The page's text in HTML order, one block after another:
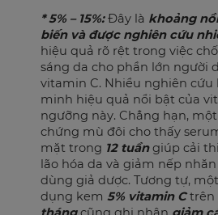
* 5% – 15%:Đây là khoảng
biến và được nghiên cứu
hiệu quả rõ rệt trong việc
sáng da cho phần lớn người
vitamin C. Nhiều nghiên cứu
minh hiệu quả nổi bật của
ngưỡng này. Chẳng hạn,
chứng mù đôi cho thấy
mặt trong 12 tuầngiúp cải
lão hóa da và giảm nếp
dùng giả dược. Tương tự,
dụng kem 5% vitamin Ctrên